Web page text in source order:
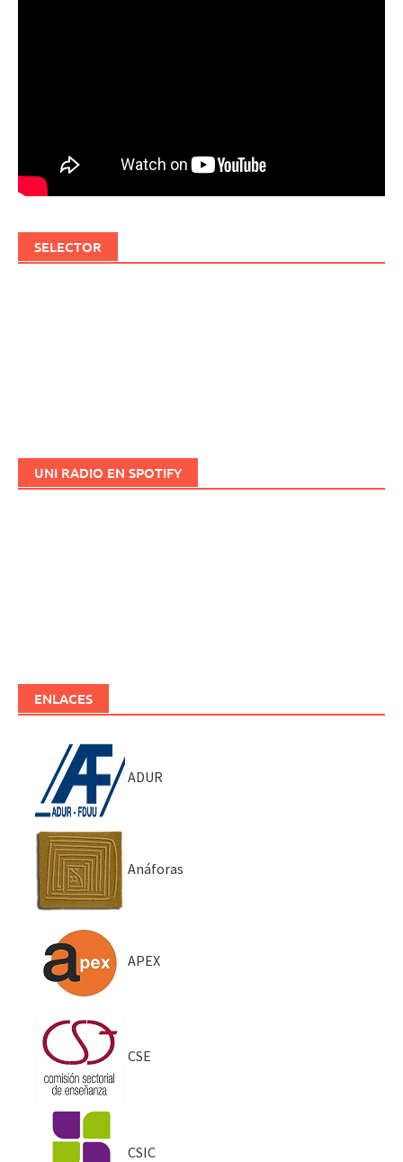
SELECTOR
UNI RADIO EN SPOTIFY
ENLACES
ADUR
Anáforas
APEX
CSE
CSIC